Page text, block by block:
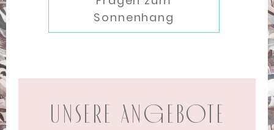
Sonnenhang
UNSERE ANGEBOTE